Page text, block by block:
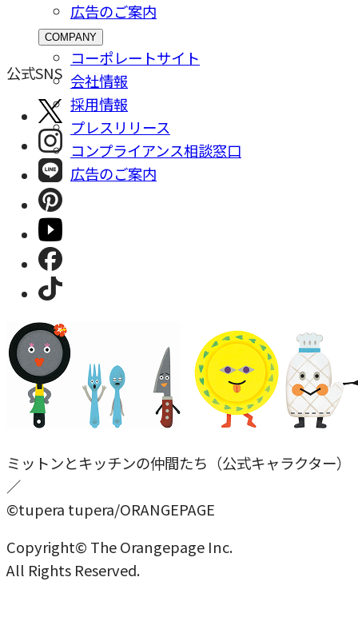
広告のご案内
COMPANY
コーポレートサイト
会社情報
採⽤情報
プレスリリース
コンプライアンス相談窓⼝
広告のご案内
公式SNS
ミットンとキッチンの仲間たち（公式キャラクター）
／
©tupera tupera/ORANGEPAGE
Copyright© The Orangepage Inc.
All Rights Reserved.